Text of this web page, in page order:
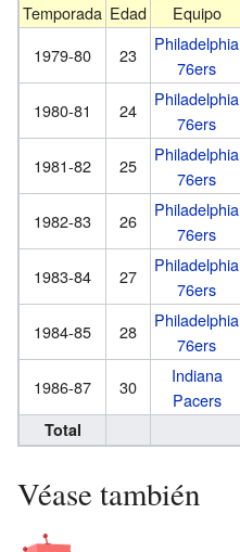
Temporada Edad Equipo
1979-80
23
Philadelphia
76ers
1980-81 24
Philadelphia
76ers
1981-82 25
Philadelphia
76ers
1982-83 26
Philadelphia
76ers
1983-84 27
Philadelphia
76ers
1984-85 28
Philadelphia
76ers
1986-87 30
Indiana
Pacers
Total
Véase también